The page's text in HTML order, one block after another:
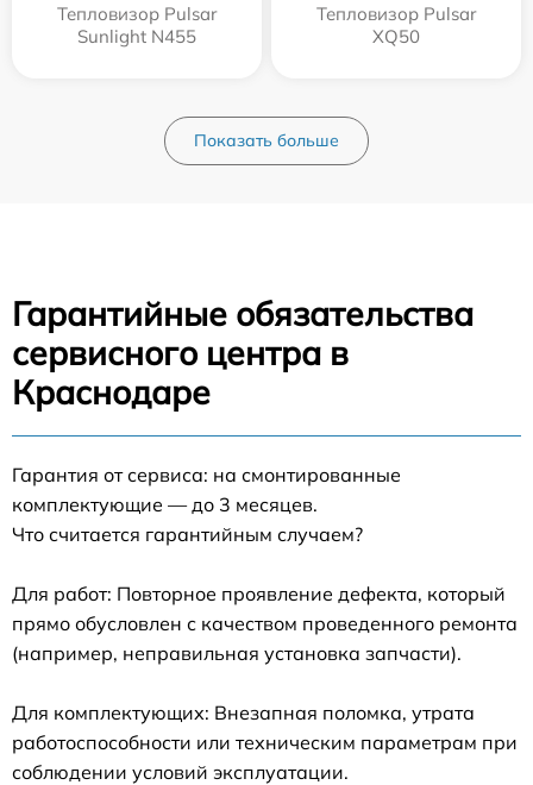
Тепловизор Pulsar
Sunlight N455
Тепловизор Pulsar
XQ50
Показать больше
Гарантийные обязательства
сервисного центра в
Краснодаре
Гарантия от сервиса: на смонтированные
комплектующие — до 3 месяцев.
Что считается гарантийным случаем?
Для работ: Повторное проявление дефекта, который
прямо обусловлен с качеством проведенного ремонта
(например, неправильная установка запчасти).
Для комплектующих: Внезапная поломка, утрата
работоспособности или техническим параметрам при
соблюдении условий эксплуатации.